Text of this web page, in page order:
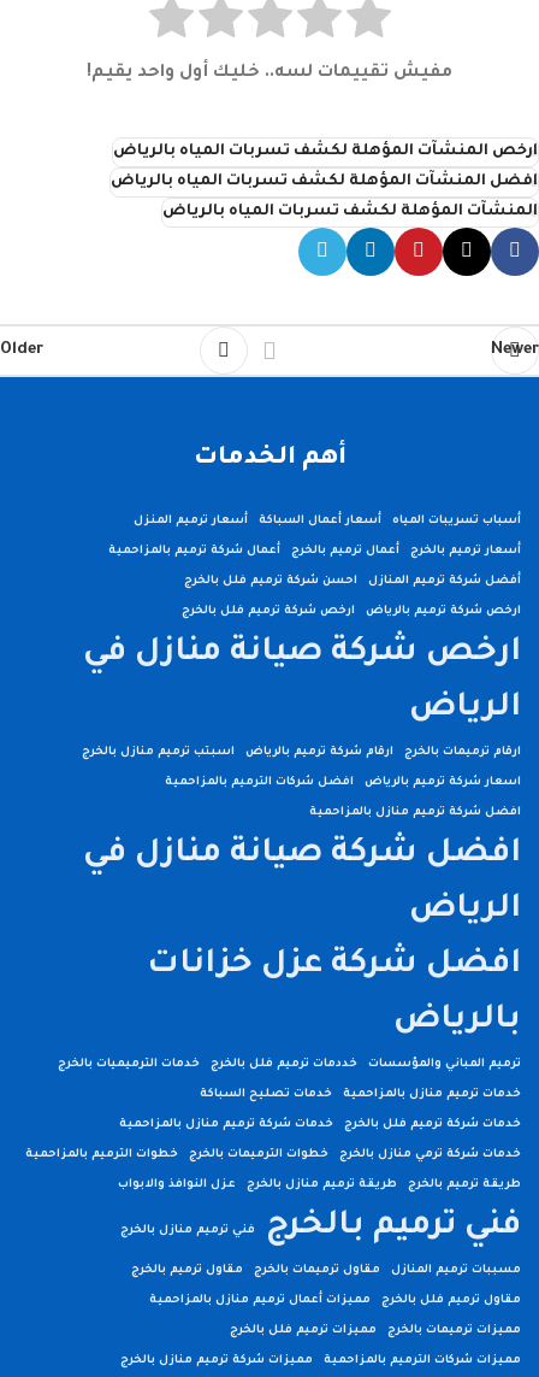
مفيش تقييمات لسه.. خليك أول واحد يقيم!
ارخص المنشآت المؤهلة لكشف تسربات المياه بالرياض
افضل المنشآت المؤهلة لكشف تسربات المياه بالرياض
المنشآت المؤهلة لكشف تسربات المياه بالرياض
Newer
Older
أهم الخدمات
أسباب تسريبات المياه أسعار أعمال السباكة أسعار ترميم المنزل
أسعار ترميم بالخرج أعمال ترميم بالخرج أعمال شركة ترميم بالمزاحمية
أفضل شركة ترميم المنازل احسن شركة ترميم فلل بالخرج
ارخص شركة ترميم بالرياض ارخص شركة ترميم فلل بالخرج
ارخص شركة صيانة منازل في
الرياض
ارقام ترميمات بالخرج ارقام شركة ترميم بالرياض اسبتب ترميم منازل بالخرج
اسعار شركة ترميم بالرياض افضل شركات الترميم بالمزاحمية
افضل شركة ترميم منازل بالمزاحمية
افضل شركة صيانة منازل في
الرياض
افضل شركة عزل خزانات
بالرياض
ترميم المباني والمؤسسات خددمات ترميم فلل بالخرج خدمات الترميميات بالخرج
خدمات ترميم منازل بالمزاحمية خدمات تصليح السباكة
خدمات شركة ترميم فلل بالخرج خدمات شركة ترميم منازل بالمزاحمية
خدمات شركة ترمي منازل بالخرج خطوات الترميمات بالخرج خطوات الترميم بالمزاحمية
طريقة ترميم بالخرج طريقة ترميم منازل بالخرج عزل النوافذ والابواب
فني ترميم بالخرج فني ترميم منازل بالخرج
مسببات ترميم المنازل مقاول ترميمات بالخرج مقاول ترميم بالخرج
مقاول ترميم فلل بالخرج مميزات أعمال ترميم منازل بالمزاحمية
مميزات ترميمات بالخرج مميزات ترميم فلل بالخرج
مميزات شركات الترميم بالمزاحمية مميزات شركة ترميم منازل بالخرج